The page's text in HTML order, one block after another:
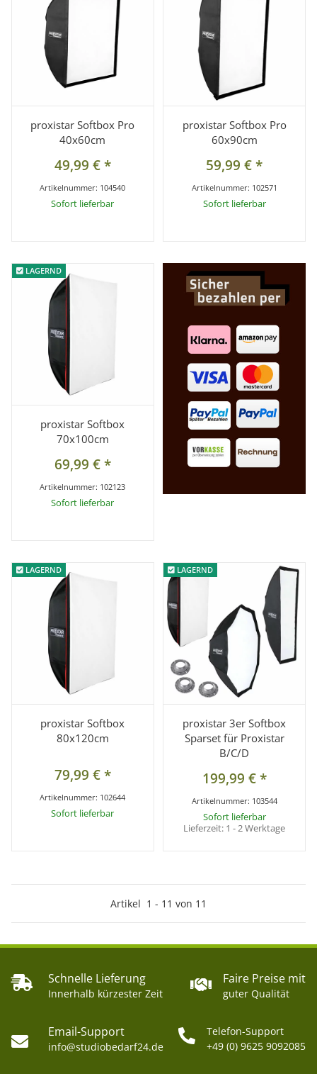
proxistar Softbox Pro
40x60cm
49,99 €*
Artikelnummer: 104540
Sofort lieferbar
proxistar Softbox Pro
60x90cm
59,99 €*
Artikelnummer: 102571
Sofort lieferbar
LAGERND
LAGERND
proxistar Softbox
70x100cm
69,99 €*
Artikelnummer: 102123
Sofort lieferbar
LAGERND
LAGERND
proxistar Softbox
80x120cm
79,99 €*
Artikelnummer: 102644
Sofort lieferbar
LAGERND
LAGERND
proxistar 3er Softbox
Sparset für Proxistar
B/C/D
199,99 €*
Artikelnummer: 103544
Sofort lieferbar
Lieferzeit: 1 - 2 Werktage
Artikel 1 - 11 von 11
Schnelle Lieferung
Innerhalb kürzester Zeit
Faire Preise mit
guter Qualität
Email-Support
info@studiobedarf24.de
Telefon-Support
+49 (0) 9625 9092085